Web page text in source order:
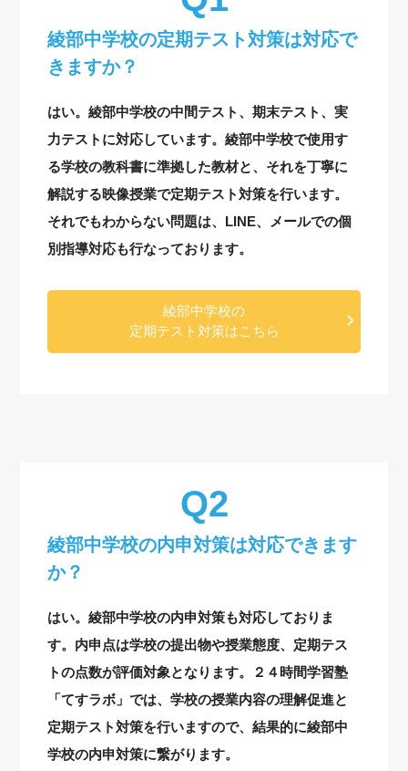
綾部中学校の定期テスト対策は対応で
きますか？
はい。綾部中学校の中間テスト、期末テスト、実
力テストに対応しています。綾部中学校で使用す
る学校の教科書に準拠した教材と、それを丁寧に
解説する映像授業で定期テスト対策を行います。
それでもわからない問題は、LINE、メールでの個
別指導対応も行なっております。
綾部中学校の
定期テスト対策はこちら
綾部中学校の内申対策は対応できます
か？
はい。綾部中学校の内申対策も対応しておりま
す。内申点は学校の提出物や授業態度、定期テス
トの点数が評価対象となります。２４時間学習塾
「てすラボ」では、学校の授業内容の理解促進と
定期テスト対策を行いますので、結果的に綾部中
学校の内申対策に繋がります。